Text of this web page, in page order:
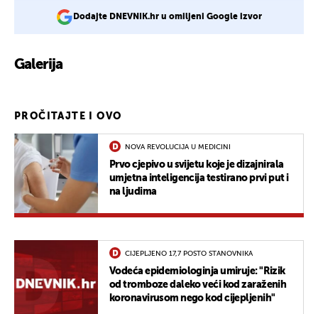
Dodajte DNEVNIK.hr u omiljeni Google izvor
Galerija
PROČITAJTE I OVO
NOVA REVOLUCIJA U MEDICINI
Prvo cjepivo u svijetu koje je dizajnirala
umjetna inteligencija testirano prvi put i
na ljudima
CIJEPLJENO 17,7 POSTO STANOVNIKA
Vodeća epidemiologinja umiruje: "Rizik
od tromboze daleko veći kod zaraženih
koronavirusom nego kod cijepljenih"